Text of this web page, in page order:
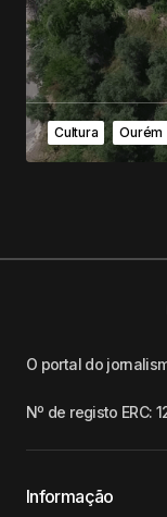
Cultura Ourém
O portal do
Nº de registo ERC:
Informação